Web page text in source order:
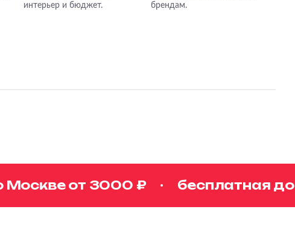
интерьер и бюджет.
брендам.
от 3000 ₽ бесплатная